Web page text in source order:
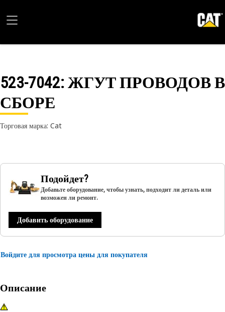
523-7042: ЖГУТ ПРОВОДОВ В
СБОРЕ
Торговая марка: Cat
Подойдет?
Добавьте оборудование, чтобы узнать, подходит ли деталь или
возможен ли ремонт.
Добавить оборудование
Войдите для просмотра цены для покупателя
Описание